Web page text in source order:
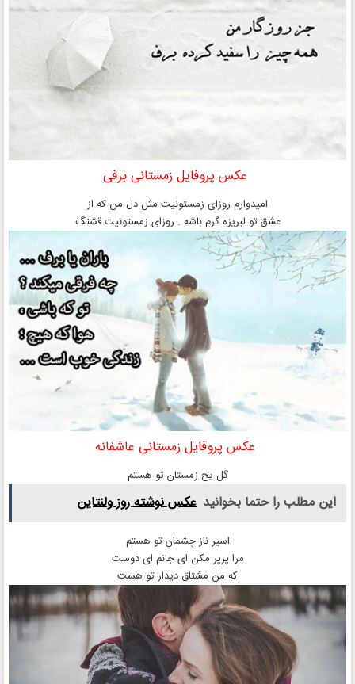
عکس پروفایل زمستانی برفی
امیدوارم روزای زمستونیت مثل دل من که از
عشق تو لبریزه گرم باشه . روزای زمستونیت قشنگ
عکس پروفایل زمستانی عاشفانه
گل یخ زمستان تو هستم
این مطلب را حتما بخوانید عکس نوشته روز ولنتاین
اسیر ناز چشمان تو هستم
مرا پرپر مکن ای جانم ای دوست
که من مشتاق دیدار تو هست